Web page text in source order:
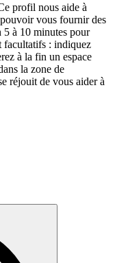
profil nous aide à
vous fournir des
5 à 10 minutes pour
facultatifs : indiquez
à la fin un espace
la zone de
réjouit de vous aider à